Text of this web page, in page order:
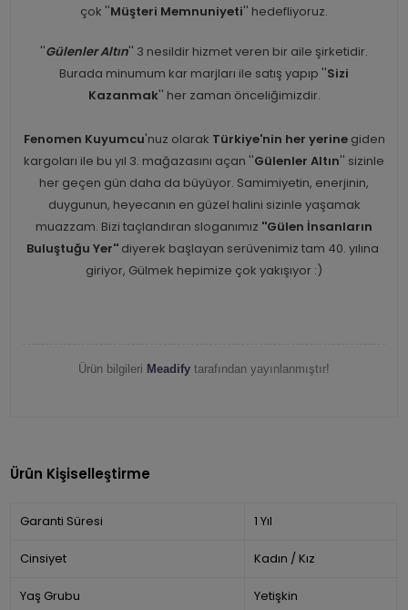
çok ''Müşteri Memnuniyeti'' hedefliyoruz.
''Gülenler Altın'' 3 nesildir hizmet veren bir aile şirketidir.
Burada minumum kar marjları ile satış yapıp ''Sizi
Kazanmak'' her zaman önceliğimizdir.
Fenomen Kuyumcu'nuz olarak Türkiye'nin her yerinegiden
kargoları ile bu yıl 3. mağazasını açan ''Gülenler Altın'' sizinle
her geçen gün daha da büyüyor. Samimiyetin, enerjinin,
duygunun, heyecanın en güzel halini sizinle yaşamak
muazzam. Bizi taçlandıran sloganımız ''Gülen İnsanların
Buluştuğu Yer'' diyerek başlayan serüvenimiz tam 40. yılına
giriyor, Gülmek hepimize çok yakışıyor :)
Ürün bilgileri Meadify tarafından yayınlanmıştır!
Ürün Kişiselleştirme
Garanti Süresi 1 Yıl
Cinsiyet Kadın / Kız
Yaş Grubu Yetişkin